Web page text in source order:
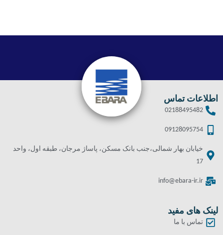
اطلاعات تماس
02188495482
09128095754
خیابان بهار شمالی،جنب بانک مسکن، پاساژ مرجان، طبقه اول، واحد
17
info@ebara-ir.ir
لینک های مفید
تماس با ما